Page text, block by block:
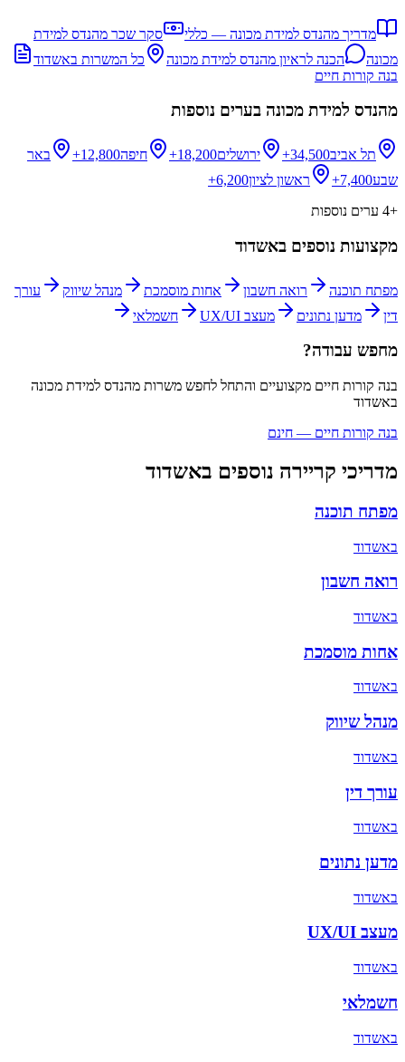
מדריך מהנדס למידת מכונה — כללי סקר שכר מהנדס למידת
מכונה
הכנה לראיון מהנדס למידת מכונה כל המשרות באשדוד
בנה קורות חיים
מהנדס למידת מכונה בערים נוספות
תל אביב34,500+ ירושלים18,200+ חיפה12,800+
באר
שבע7,400+ ראשון לציון6,200+
+
4 ערים נוספות
מקצועות נוספים באשדוד
מפתח תוכנה רואה חשבון אחות מוסמכת מנהל שיווק
עורך
דין
מדען נתונים מעצב UX/UI חשמלאי
מחפש עבודה?
בנה קורות חיים מקצועיים והתחל לחפש משרות מהנדס למידת מכונה
באשדוד
בנה קורות חיים — חינם
מדריכי קריירה נוספים באשדוד
מפתח תוכנה
באשדוד
רואה חשבון
באשדוד
אחות מוסמכת
באשדוד
מנהל שיווק
באשדוד
עורך דין
באשדוד
מדען נתונים
באשדוד
מעצב UX/UI
באשדוד
חשמלאי
באשדוד